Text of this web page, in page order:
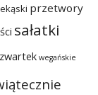
przetwory
sałatki
wegańskie